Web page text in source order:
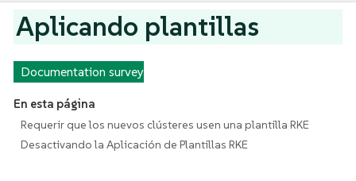
Aplicando plantillas
Documentation survey
En esta página
Requerir que los nuevos clústeres usen una plantilla RKE
Desactivando la Aplicación de Plantillas RKE